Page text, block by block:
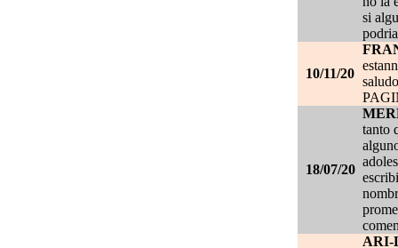
si
10/11/20
18/07/20
tanto
ARI-